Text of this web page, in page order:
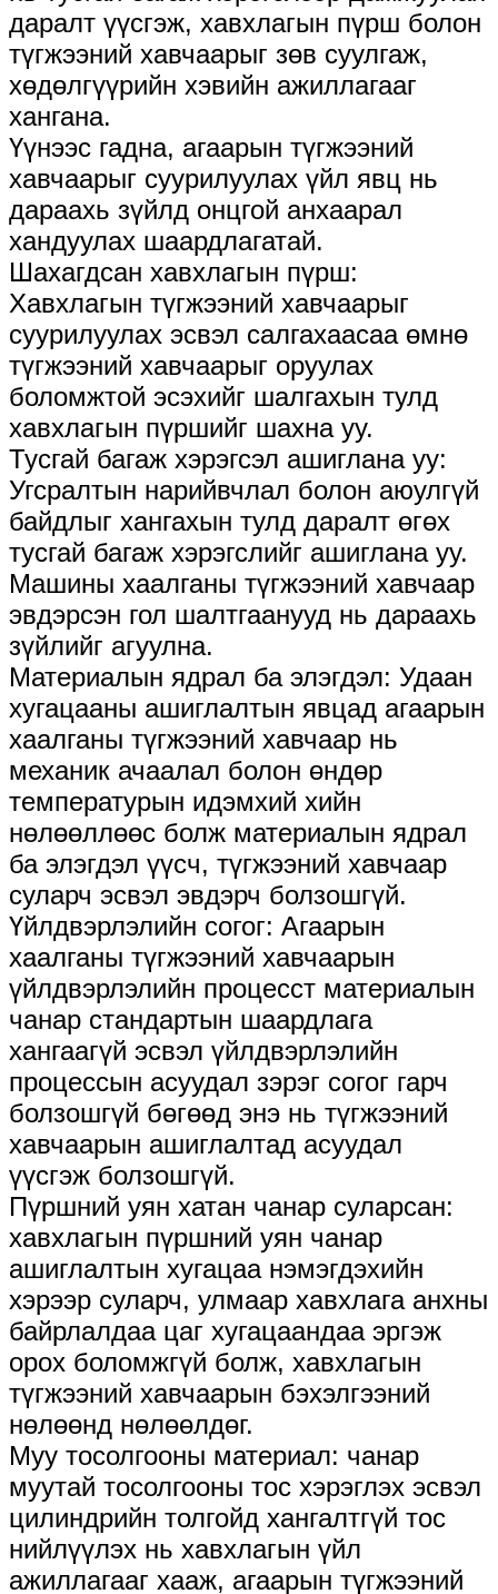
даралт үүсгэж, хавхлагын пүрш болон
түгжээний хавчаарыг зөв суулгаж,
хөдөлгүүрийн хэвийн ажиллагааг
хангана.
Үүнээс гадна, агаарын түгжээний
хавчаарыг суурилуулах үйл явц нь
дараахь зүйлд онцгой анхаарал
хандуулах шаардлагатай.
Шахагдсан хавхлагын пүрш:
Хавхлагын түгжээний хавчаарыг
суурилуулах эсвэл салгахаасаа өмнө
түгжээний хавчаарыг оруулах
боломжтой эсэхийг шалгахын тулд
хавхлагын пүршийг шахна уу.
Тусгай багаж хэрэгсэл ашиглана уу:
Угсралтын нарийвчлал болон аюулгүй
байдлыг хангахын тулд даралт өгөх
тусгай багаж хэрэгслийг ашиглана уу.
Машины хаалганы түгжээний хавчаар
эвдэрсэн гол шалтгаанууд нь дараахь
зүйлийг агуулна.
Материалын ядрал ба элэгдэл: Удаан
хугацааны ашиглалтын явцад агаарын
хаалганы түгжээний хавчаар нь
механик ачаалал болон өндөр
температурын идэмхий хийн
нөлөөллөөс болж материалын ядрал
ба элэгдэл үүсч, түгжээний хавчаар
суларч эсвэл эвдэрч болзошгүй.
Үйлдвэрлэлийн согог: Агаарын
хаалганы түгжээний хавчаарын
үйлдвэрлэлийн процесст материалын
чанар стандартын шаардлага
хангаагүй эсвэл үйлдвэрлэлийн
процессын асуудал зэрэг согог гарч
болзошгүй бөгөөд энэ нь түгжээний
хавчаарын ашиглалтад асуудал
үүсгэж болзошгүй.
Пүршний уян хатан чанар суларсан:
хавхлагын пүршний уян чанар
ашиглалтын хугацаа нэмэгдэхийн
хэрээр суларч, улмаар хавхлага анхны
байрлалдаа цаг хугацаандаа эргэж
орох боломжгүй болж, хавхлагын
түгжээний хавчаарын бэхэлгээний
нөлөөнд нөлөөлдөг.
Муу тосолгооны материал: чанар
муутай тосолгооны тос хэрэглэх эсвэл
цилиндрийн толгойд хангалтгүй тос
нийлүүлэх нь хавхлагын үйл
ажиллагааг хааж, агаарын түгжээний